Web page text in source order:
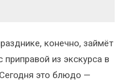
конечно, займёт
приправой из экскурса в
это блюдо —